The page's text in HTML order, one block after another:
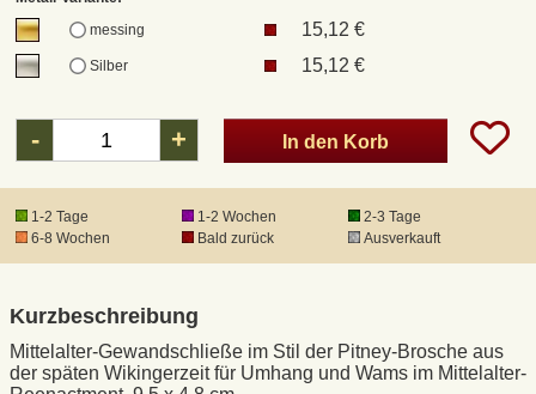
messing
15,12 €
Silber 15,12 €
- + In den Korb
1-2 Tage 1-2 Wochen
2-3 Tage
6-8 Wochen
Bald zurück Ausverkauft
Kurzbeschreibung
Mittelalter-Gewandschließe im Stil der Pitney-Brosche aus
der späten Wikingerzeit für Umhang und Wams im Mittelalter-
DPD
DHL Kleinpaket
DHL Express
Produkthaftung
Datenschutz